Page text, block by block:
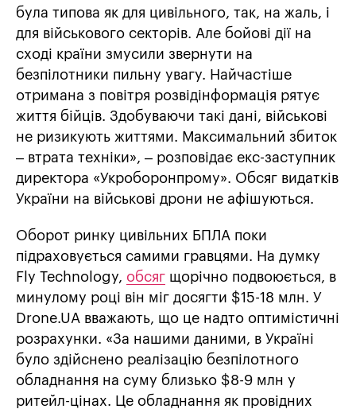
була типова як для цивільного, так, на жаль, і
для військового секторів. Але бойові дії на
сході країни змусили звернути на
безпілотники пильну увагу. Найчастіше
отримана з повітря розвідінформація рятує
життя бійців. Здобуваючи такі дані, військові
не ризикують життями. Максимальний збиток
– втрата техніки», – розповідає екс-заступник
директора «Укроборонпрому». Обсяг видатків
України на військові дрони не афішуються.
Оборот ринку цивільних БПЛА поки
підраховується самими гравцями. На думку
Fly Technology, обсяг щорічно подвоюється, в
минулому році він міг досягти $15-18 млн. У
Drone.UA вважають, що це надто оптимістичні
розрахунки. «За нашими даними, в Україні
було здійснено реалізацію безпілотного
обладнання на суму близько $8-9 млн у
ритейл-цінах. Це обладнання як провідних